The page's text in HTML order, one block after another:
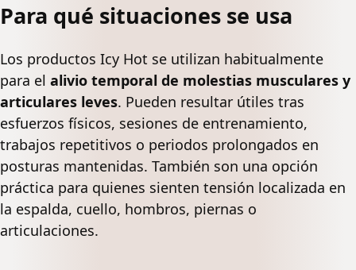
Para qué situaciones se usa
Los productos Icy Hot se utilizan habitualmente
para el alivio temporal de molestias musculares y
articulares leves. Pueden resultar útiles tras
esfuerzos físicos, sesiones de entrenamiento,
trabajos repetitivos o periodos prolongados en
posturas mantenidas. También son una opción
práctica para quienes sienten tensión localizada en
la espalda, cuello, hombros, piernas o
articulaciones.